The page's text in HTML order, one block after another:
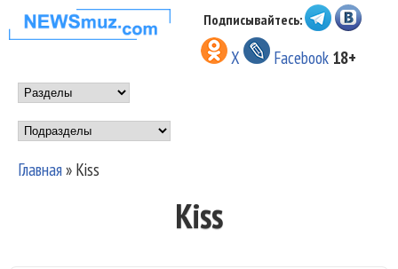
Перейти к основному
содержанию
НОВОСТИ
МУЗЫКИ И
ШОУ БИЗНЕСА
NEWSMUZ.COM
Подписывайтесь:
X Facebook 18+
Main menu
Подразделы
Главная» Kiss
Kiss